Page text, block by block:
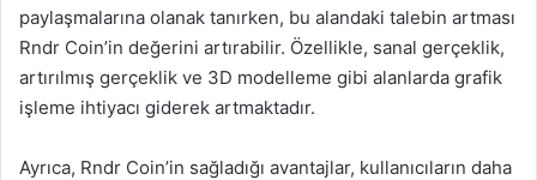
paylaşmalarına olanak tanırken, bu alandaki talebin artması
Rndr Coin’in değerini artırabilir. Özellikle, sanal gerçeklik,
artırılmış gerçeklik ve 3D modelleme gibi alanlarda grafik
işleme ihtiyacı giderek artmaktadır.
Ayrıca, Rndr Coin’in sağladığı avantajlar, kullanıcıların daha